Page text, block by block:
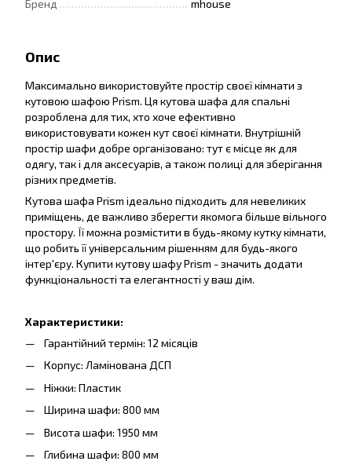
Бренд mhouse
Опис
Максимально використовуйте простір своєї кімнати з
кутовою шафою Prism. Ця кутова шафа для спальні
розроблена для тих, хто хоче ефективно
використовувати кожен кут своєї кімнати. Внутрішній
простір шафи добре організовано: тут є місце як для
одягу, так і для аксесуарів, а також полиці для зберігання
різних предметів.
Кутова шафа Prism ідеально підходить для невеликих
приміщень, де важливо зберегти якомога більше вільного
простору. Її можна розмістити в будь-якому кутку кімнати,
що робить її універсальним рішенням для будь-якого
інтер'єру. Купити кутову шафу Prism - значить додати
функціональності та елегантності у ваш дім.
Характеристики:
Гарантійний термін: 12 місяців
Корпус: Ламінована ДСП
Ніжки: Пластик
Ширина шафи: 800 мм
Висота шафи: 1950 мм
Глибина шафи: 800 мм